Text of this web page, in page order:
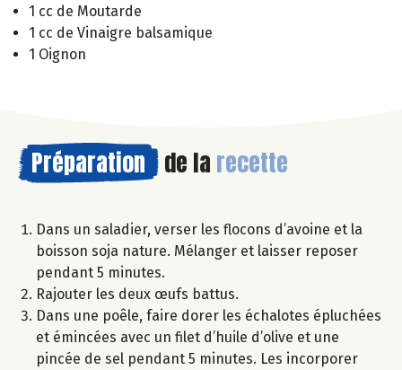
1 cc de Moutarde
1 cc de Vinaigre balsamique
1 Oignon
Préparation de la recette
Dans un saladier, verser les flocons d’avoine et la
boisson soja nature. Mélanger et laisser reposer
pendant 5 minutes.
Rajouter les deux œufs battus.
Dans une poêle, faire dorer les échalotes épluchées
et émincées avec un filet d’huile d’olive et une
pincée de sel pendant 5 minutes. Les incorporer